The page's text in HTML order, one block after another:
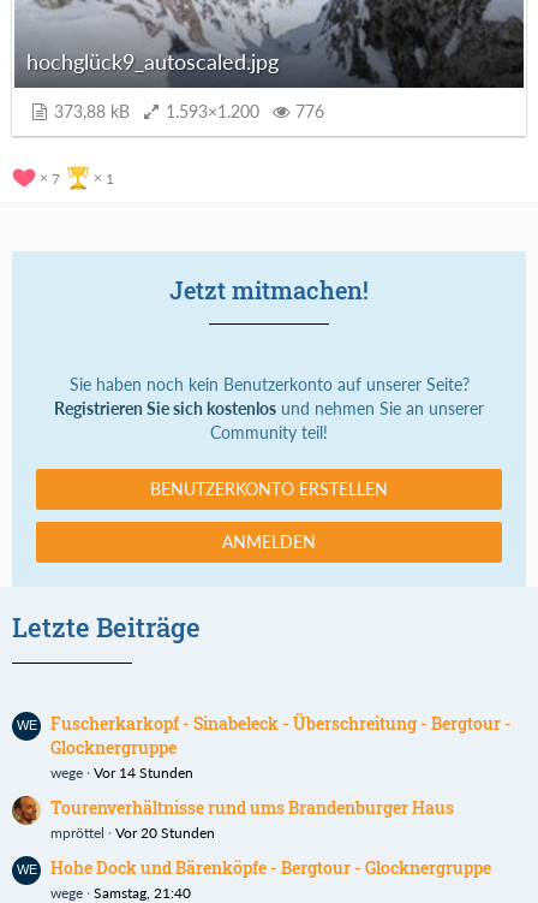
hochglück9_autoscaled.jpg
373,88 kB 1.593×1.200 776
7 1
Jetzt mitmachen!
Sie haben noch kein Benutzerkonto auf unserer Seite?
Registrieren Sie sich kostenlos und nehmen Sie an unserer
Community teil!
BENUTZERKONTO ERSTELLEN
ANMELDEN
Letzte Beiträge
Fuscherkarkopf - Sinabeleck - Überschreitung - Bergtour -
Glocknergruppe
wege Vor 14 Stunden
Tourenverhältnisse rund ums Brandenburger Haus
mpröttel Vor 20 Stunden
Hohe Dock und Bärenköpfe - Bergtour - Glocknergruppe
wege Samstag, 21:40